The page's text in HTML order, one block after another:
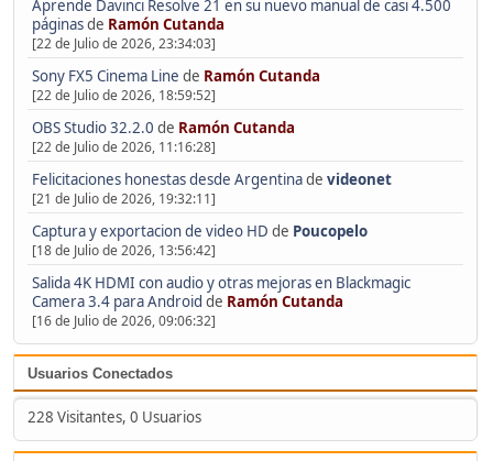
Aprende Davinci Resolve 21 en su nuevo manual de casi 4.500
páginasde Ramón Cutanda
[22 de Julio de 2026, 23:34:03]
Sony FX5 Cinema Line de Ramón Cutanda
[22 de Julio de 2026, 18:59:52]
OBS Studio 32.2.0 de Ramón Cutanda
[22 de Julio de 2026, 11:16:28]
Felicitaciones honestas desde Argentinade videonet
[21 de Julio de 2026, 19:32:11]
Captura y exportacion de video HD de Poucopelo
[18 de Julio de 2026, 13:56:42]
Salida 4K HDMI con audio y otras mejoras en Blackmagic
Camera 3.4 para Android de Ramón Cutanda
[16 de Julio de 2026, 09:06:32]
Usuarios Conectados
228 Visitantes, 0 Usuarios